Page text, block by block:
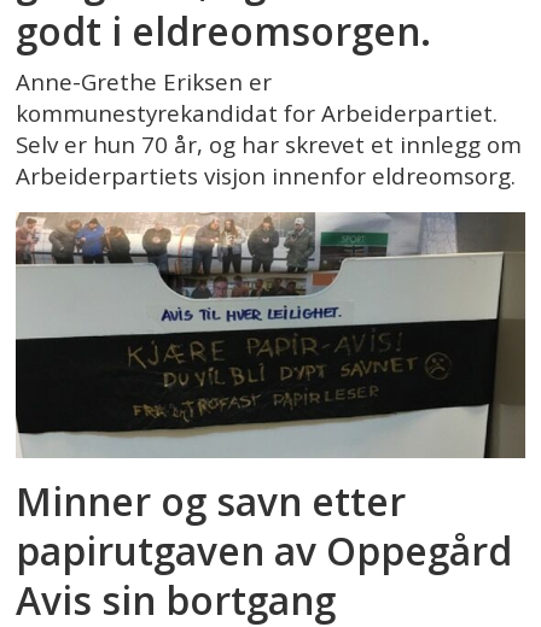
godt i eldreomsorgen.
Anne-Grethe Eriksen er
kommunestyrekandidat for Arbeiderpartiet.
Selv er hun 70 år, og har skrevet et innlegg om
Arbeiderpartiets visjon innenfor eldreomsorg.
Minner og savn etter
papirutgaven av Oppegård
Avis sin bortgang